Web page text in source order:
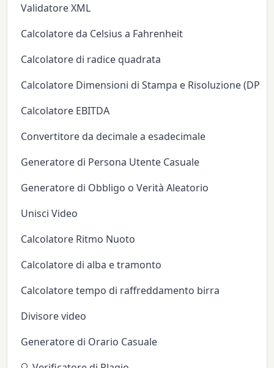
Validatore XML
Calcolatore da Celsius a Fahrenheit
Calcolatore di radice quadrata
Calcolatore Dimensioni di Stampa e Risoluzione (DPI/
Calcolatore EBITDA
Convertitore da decimale a esadecimale
Generatore di Persona Utente Casuale
Generatore di Obbligo o Verità Aleatorio
Unisci Video
Calcolatore Ritmo Nuoto
Calcolatore di alba e tramonto
Calcolatore tempo di raffreddamento birra
Divisore video
Generatore di Orario Casuale